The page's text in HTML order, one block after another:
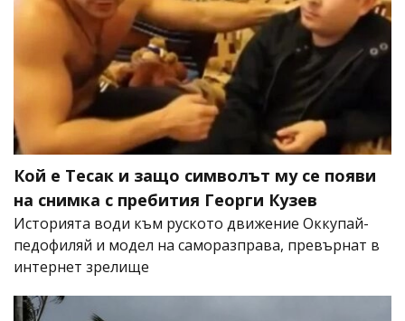
Кой е Тесак и защо символът му се появи
на снимка с пребития Георги Кузев
Историята води към руското движение Оккупай-
педофиляй и модел на саморазправа, превърнат в
интернет зрелище